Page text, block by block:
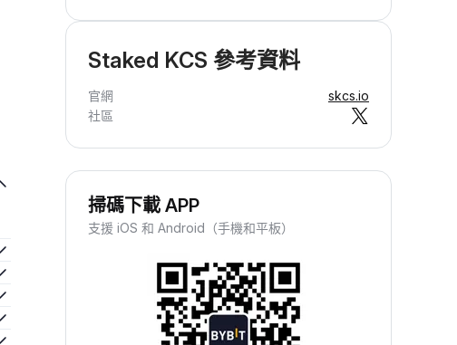
Staked KCS 參考資料
官網
skcs.io
社區
掃碼下載 APP
支援 iOS 和 Android（手機和平板）